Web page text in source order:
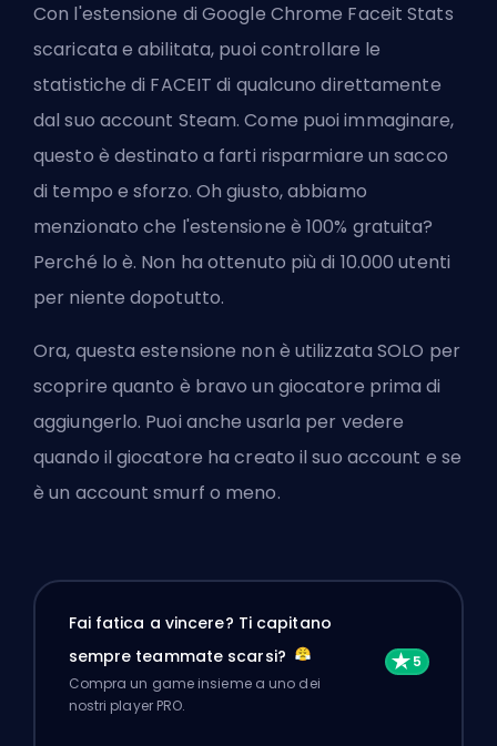
Con l'estensione di Google Chrome Faceit Stats
scaricata e abilitata, puoi controllare le
statistiche di FACEIT di qualcuno direttamente
dal suo account Steam. Come puoi immaginare,
questo è destinato a farti risparmiare un sacco
di tempo e sforzo. Oh giusto, abbiamo
menzionato che l'estensione è 100% gratuita?
Perché lo è. Non ha ottenuto più di 10.000 utenti
per niente dopotutto.
Ora, questa estensione non è utilizzata SOLO per
scoprire quanto è bravo un giocatore prima di
aggiungerlo. Puoi anche usarla per vedere
quando il giocatore ha creato il suo account e se
è un account smurf o meno.
Fai fatica a vincere? Ti capitano
sempre teammate scarsi?
Compra un game insieme a uno dei
nostri player PRO.